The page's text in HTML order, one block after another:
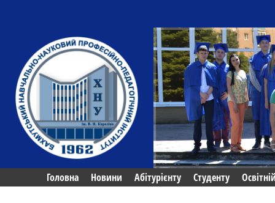
Головна Новини Абітурієнту Студенту